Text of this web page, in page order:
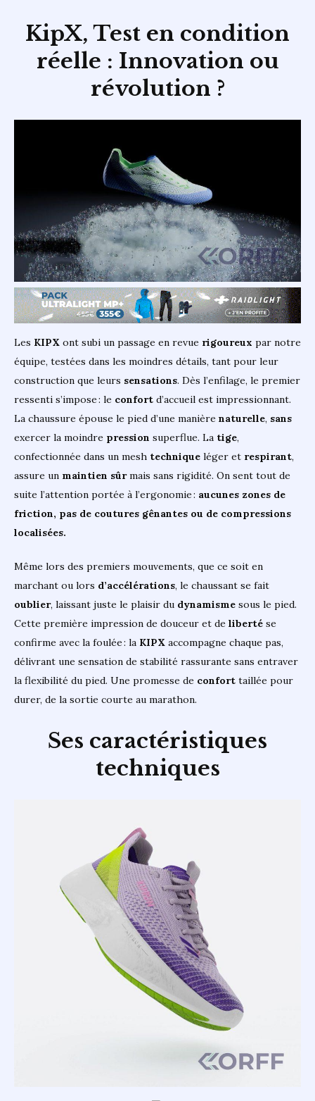
KipX, Test en condition
réelle : Innovation ou
révolution ?
Les KIPX ont subi un passage en revue rigoureux par notre
équipe, testées dans les moindres détails, tant pour leur
construction que leurs sensations. Dès l’enfilage, le premier
ressenti s’impose : le confort d’accueil est impressionnant.
La chaussure épouse le pied d’une manière naturelle, sans
exercer la moindre pression superflue. La tige,
confectionnée dans un mesh technique léger et respirant,
assure un maintien sûrmais sans rigidité. On sent tout de
suite l’attention portée à l’ergonomie : aucunes zones de
friction, pas de coutures gênantes ou de compressions
localisées.
Même lors des premiers mouvements, que ce soit en
marchant ou lors d’accélérations, le chaussant se fait
oublier, laissant juste le plaisir du dynamisme sous le pied.
Cette première impression de douceur et de liberté se
confirme avec la foulée : la KIPX accompagne chaque pas,
délivrant une sensation de stabilité rassurante sans entraver
la flexibilité du pied. Une promesse de confort taillée pour
durer, de la sortie courte au marathon.
Ses caractéristiques
techniques